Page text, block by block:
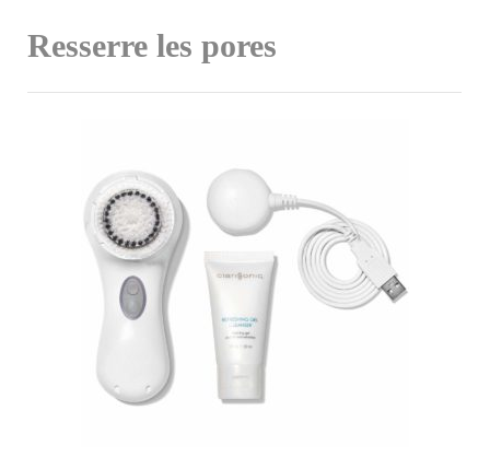
Resserre les pores